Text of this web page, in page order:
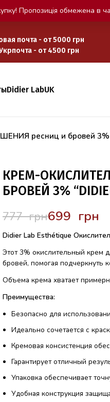
почта - от 5000 грн
- от 4500 грн
Didier LabUK
ресниц и бровей 3%
КРЕМ-
БРОВЕЙ 3%
777грн699 грн
Didier Lab Esthétique
Этот 3% окислительный крем
бровей, помогая подчеркнуть
Объема крема хватает
Преимущества:
Безопасно для
Идеально сочетается с
Кремовая консистенция
Гарантирует отличный
Упаковка обеспечивает
Удобная конструкция
Пропозиція обмежена в